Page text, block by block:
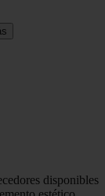
disponibles